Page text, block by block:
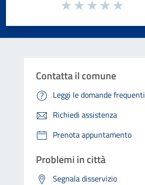
Valuta da 1 a 5 stelle la pagina
Contatta il comune
Leggi le domande frequenti
Richiedi assistenza
Prenota appuntamento
Problemi in città
Segnala disservizio